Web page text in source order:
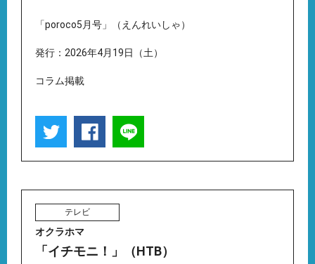
「poroco5月号」（えんれいしゃ）
発行：2026年4月19日（土）
コラム掲載
テレビ
オクラホマ
「イチモニ！」（HTB）